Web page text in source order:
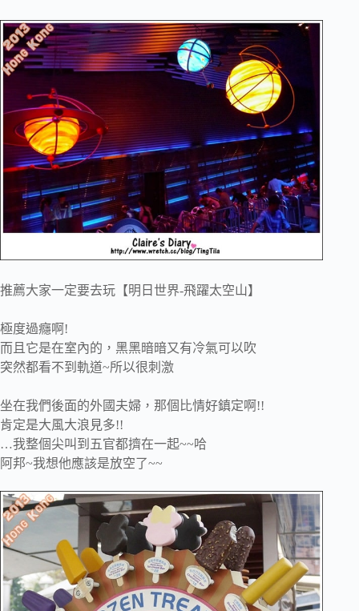
推薦大家一定要去玩【明日世界-飛躍太空山】
極度過癮啊!
而且它是在室內的，黑黑暗暗又有冷氣可以吹
突然都看不到軌道~所以很刺激
坐在我們後面的外國夫婦，那個比情好鎮定啊!!
肯定是大風大浪見多!!
…我整個尖叫到五官都擠在一起~~哈
阿邦~我想他應該是放空了~~